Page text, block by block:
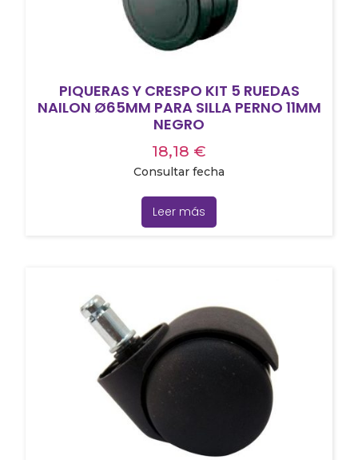
PIQUERAS Y CRESPO KIT 5 RUEDAS
NAILON Ø65MM PARA SILLA PERNO 11MM
NEGRO
18,18 €
Consultar fecha
Leer más